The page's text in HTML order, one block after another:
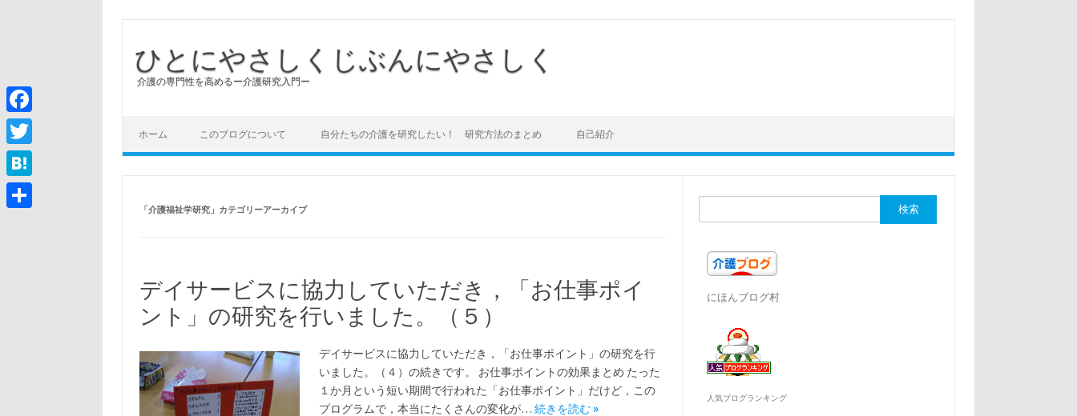
ひとにやさしくじぶんにやさしく
介護の専門性を高めるー介護研究入門ー
ホーム このブログについて 自分たちの介護を研究したい！ 研究方法のまとめ 自己紹介
「介護福祉学研究」カテゴリーアーカイブ
デイサービスに協力していただき，「お仕事ポイ
ント」の研究を行いました。（５）
デイサービスに協力していただき，「お仕事ポイント」の研究を行
いました。（４）の続きです。 お仕事ポイントの効果まとめ たった
１か月という短い期間で行われた「お仕事ポイント」だけど，この
プログラムで，本当にたくさんの変化が… 続きを読む »
索:
にほんブログ村
人気ブログランキング
Facebook
Twitter
Hatena